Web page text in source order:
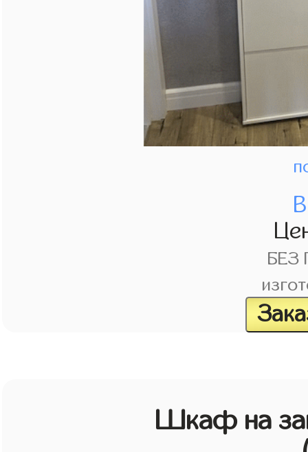
БЕЗ
Шкаф на